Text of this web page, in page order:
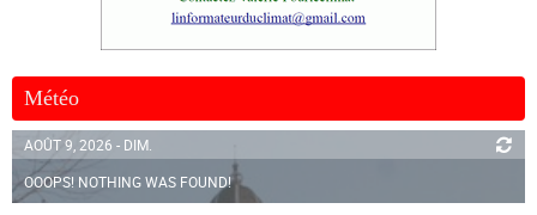
Météo
AOÛT 9, 2026 - DIM.
OOOPS! NOTHING WAS FOUND!